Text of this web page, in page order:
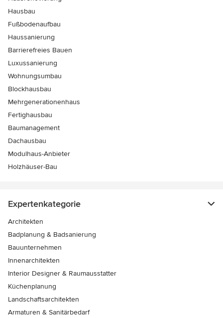
Hausbau
Fußbodenaufbau
Haussanierung
Barrierefreies Bauen
Luxussanierung
Wohnungsumbau
Blockhausbau
Mehrgenerationenhaus
Fertighausbau
Baumanagement
Dachausbau
Modulhaus-Anbieter
Holzhäuser-Bau
Expertenkategorie
Architekten
Badplanung & Badsanierung
Bauunternehmen
Innenarchitekten
Interior Designer & Raumausstatter
Küchenplanung
Landschaftsarchitekten
Armaturen & Sanitärbedarf